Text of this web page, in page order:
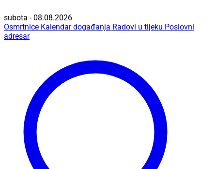
subota - 08.08.2026
Osmrtnice Kalendar događanja Radovi u tijeku Poslovni
adresar